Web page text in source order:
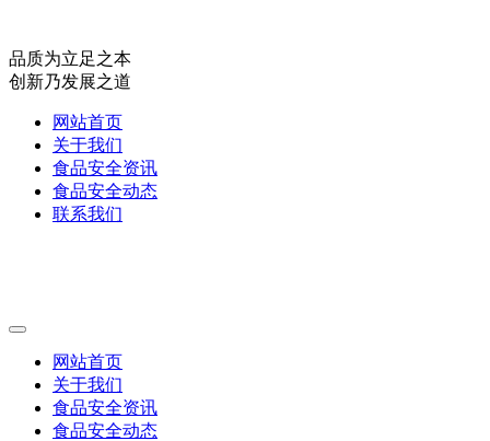
品质为立足之本
创新乃发展之道
网站首页
关于我们
食品安全资讯
食品安全动态
联系我们
网站首页
关于我们
食品安全资讯
食品安全动态